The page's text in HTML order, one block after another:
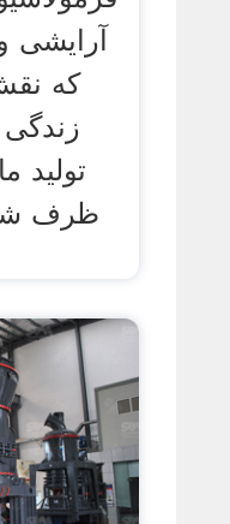
آرایشی
که
تولید
ظرف